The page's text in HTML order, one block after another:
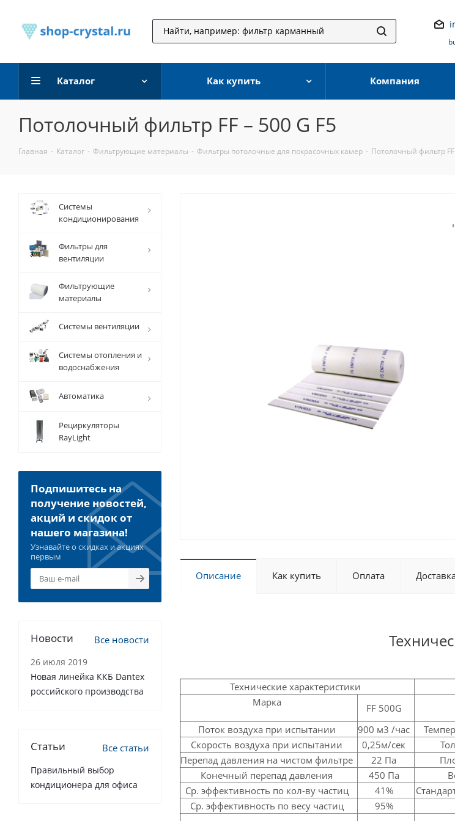
Каталог Как купить Компания
Потолочный фильтр FF – 500 G F5
Главная - Каталог - Фильтрующие материалы - Фильтры потолочные для покрасочных камер - Потолочный фильтр FF
Описание Как купить Оплата
Технические характеристики
Марка
FF 500G
Поток воздуха при испытании
900 м3 /час
Скорость воздуха при испытании
0,25м/сек
Перепад давления на чистом фильтре
22 Па
Конечный перепад давления
450 Па
Ср. эффективность по кол-ву частиц
41%
Ср. эффективность по весу частиц
95%
Системы
кондиционирования
Фильтры для
вентиляции
Фильтрующие
материалы
Системы вентиляции
Системы отопления и
водоснабжения
Автоматика
Рециркуляторы
RayLight
Подпишитесь на
получение новостей,
акций и скидок от
нашего магазина!
Узнавайте о скидках и акциях
первым
Новости Все новости
26 июля 2019
Новая линейка ККБ Dantex
российского производства
Статьи Все статьи
Правильный выбор
кондиционера для офиса